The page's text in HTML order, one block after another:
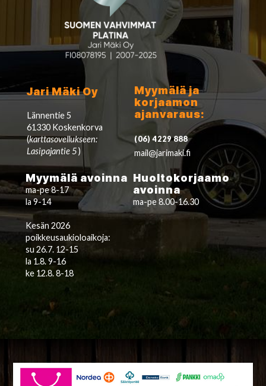
Jari Mäki Oy
Lännentie 5
61330 Koskenkorva
(karttasovellukseen:
Lasipajantie 5)
Myymälä ja
korjaamon
ajanvaraus:
(06) 4229 888
mail@jarimaki.fi
Myymälä avoinna
ma-pe 8-17
la 9-14
Kesän 2026
poikkeusaukioloaikoja:
su 26.7. 12-15
la 1.8. 9-16
ke 12.8. 8-18
Huoltokorjaamo
avoinna
ma-pe 8.00-16.30